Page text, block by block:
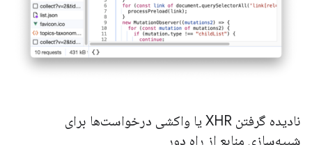
نادیده گرفتن XHR یا واکشی درخواست‌ها برای
شبیه‌سازی منابع از راه دور